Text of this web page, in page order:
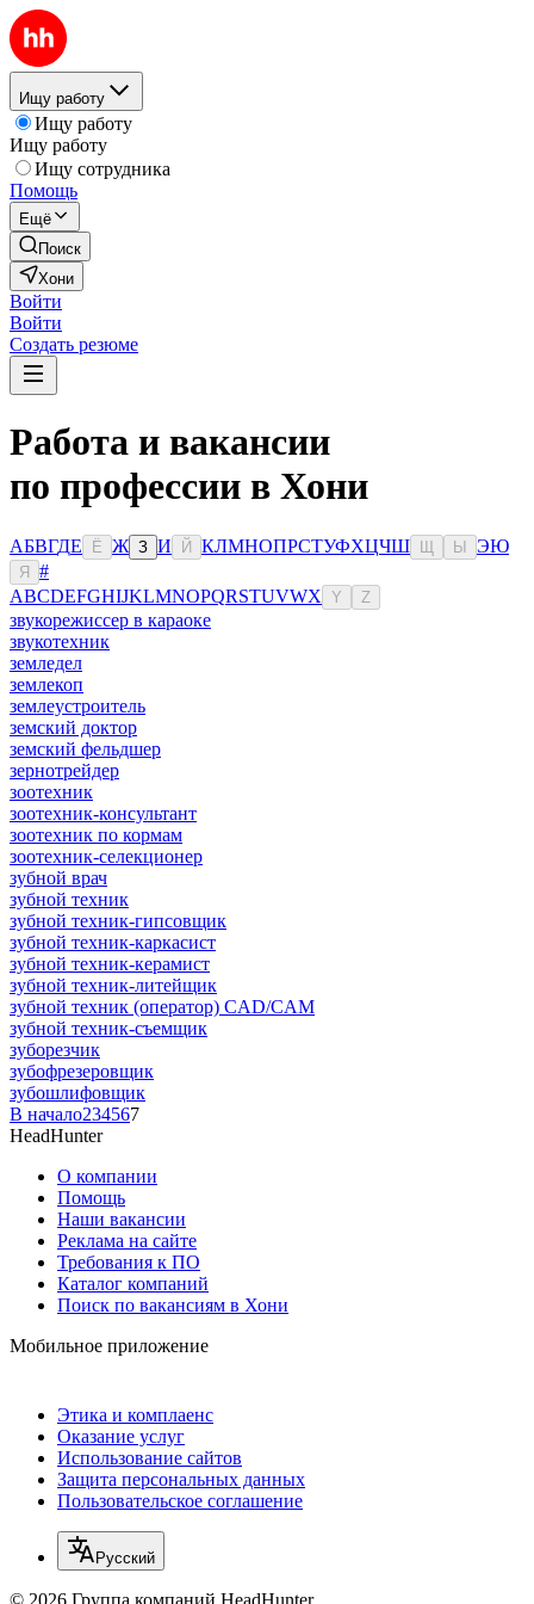
Ищу работу
Ищу работу
Ищу работу
Ищу сотрудника
Помощь
Ещё
Поиск
Хони
Войти
Войти
Создать резюме
Работа и вакансии
по профессии в Хони
АБВГДЕ Ё Ж З И Й КЛМНОПРСТУФХЦЧШ Ы ЭЮ
Я
#
ABCDEFGHIJKLMNOPQRSTUVWX Y Z
звукорежиссер в караоке
звукотехник
земледел
землекоп
землеустроитель
земский доктор
земский фельдшер
зернотрейдер
зоотехник
зоотехник-консультант
зоотехник по кормам
зоотехник-селекционер
зубной врач
зубной техник
зубной техник-гипсовщик
зубной техник-каркасист
зубной техник-керамист
зубной техник-литейщик
зубной техник (оператор) CAD/CAM
зубной техник-съемщик
зуборезчик
зубофрезеровщик
зубошлифовщик
В начало234567
HeadHunter
О компании
Помощь
Наши вакансии
Реклама на сайте
Требования к ПО
Каталог компаний
Поиск по вакансиям в Хони
Мобильное приложение
Этика и комплаенс
Оказание услуг
Использование сайтов
Защита персональных данных
Пользовательское соглашение
Русский
© 2026 Группа компаний HeadHunter